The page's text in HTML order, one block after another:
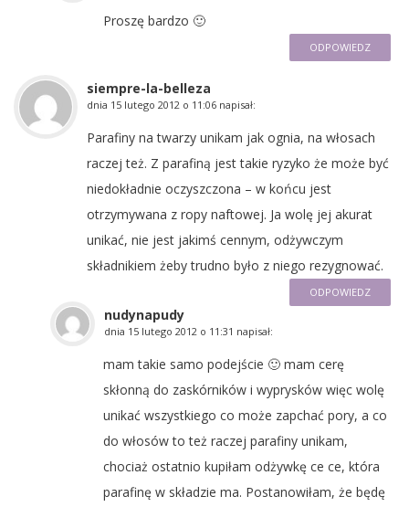
Proszę bardzo 🙂
ODPOWIEDZ
siempre-la-belleza
dnia 15 lutego 2012 o 11:06 napisał:
Parafiny na twarzy unikam jak ognia, na włosach
raczej też. Z parafiną jest takie ryzyko że może być
niedokładnie oczyszczona – w końcu jest
otrzymywana z ropy naftowej. Ja wolę jej akurat
unikać, nie jest jakimś cennym, odżywczym
składnikiem żeby trudno było z niego rezygnować.
ODPOWIEDZ
nudynapudy
dnia 15 lutego 2012 o 11:31 napisał:
mam takie samo podejście 🙂 mam cerę
skłonną do zaskórników i wyprysków więc wolę
unikać wszystkiego co może zapchać pory, a co
do włosów to też raczej parafiny unikam,
chociaż ostatnio kupiłam odżywkę ce ce, która
parafinę w składzie ma. Postanowiłam, że będę